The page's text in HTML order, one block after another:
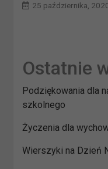
25 października,
Ostatnie
Podziękowania dla
szkolnego
Życzenia dla
Wierszyki na Dzień